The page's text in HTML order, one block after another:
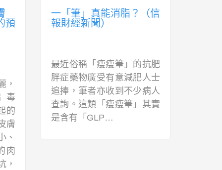
預
，
的
膚
、
肉
，
一「筆」真能消脂？（信
報財經新聞）
最近俗稱「瘦瘦筆」的抗肥
胖症藥物廣受有意減肥人士
追捧，筆者亦收到不少病人
查詢。這類「瘦瘦筆」其實
是含有「GLP…